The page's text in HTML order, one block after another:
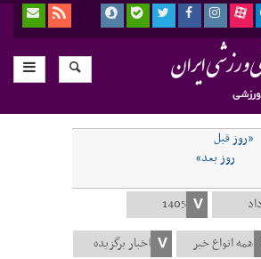
«روز قبل
روز بعد»